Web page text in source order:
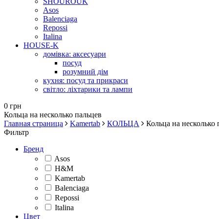
Asos
Balenciaga
Repossi
Italina
HOUSE-K
домівка: аксесуари
посуд
розумний дім
кухня: посуд та прикраси
світло: ліхтарики та лампи
0 грн
Кольца на несколько пальцев
Главная страница
Kamertab КОЛЬЦА
Кольца на несколько
Фильтр
Бренд
Asos
H&M
Kamertab
Balenciaga
Repossi
Italina
Цвет